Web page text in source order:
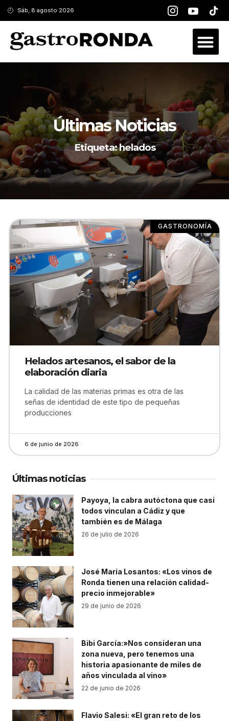
Sáb, 8 agosto 2026
Últimas Noticias
Etiqueta: helados
GASTRONOMÍA
Helados artesanos, el sabor de la
elaboración diaria
La calidad de las materias primas es otra de las
señas de identidad de este tipo de pequeñas
producciones
6 de junio de 2026
Últimas noticias
Payoya, la cabra autóctona que casi
todos vinculan a Cádiz y que
también es de Málaga
26 de julio de 2026
José María Losantos: «Los vinos de
Ronda tienen una relación calidad-
precio inmejorable»
29 de junio de 2026
Bibi García:»Nos consideran una
zona nueva, pero tenemos una
historia apasionante de miles de
años vinculada al vino»
22 de junio de 2026
Flavio Salesi: «El gran reto de los